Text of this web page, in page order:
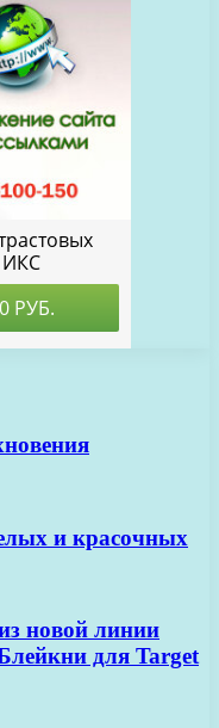
и красочных
новой линии
для Target